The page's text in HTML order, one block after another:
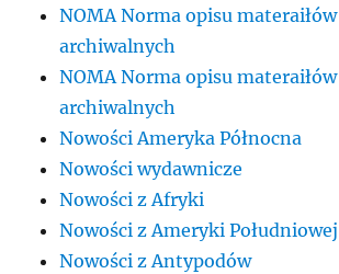
NOMA Norma opisu materaiłów
archiwalnych
NOMA Norma opisu materaiłów
archiwalnych
Nowości Ameryka Północna
Nowości wydawnicze
Nowości z Afryki
Nowości z Ameryki Południowej
Nowości z Antypodów